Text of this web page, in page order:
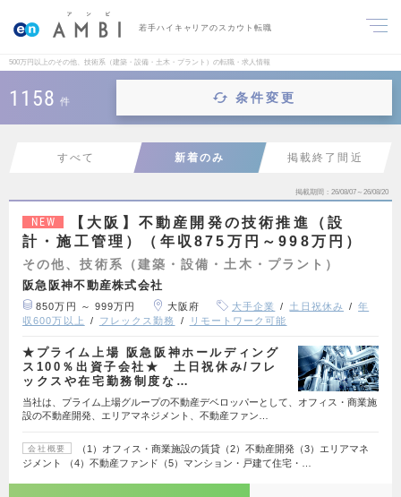
若手ハイキャリアのスカウト転職
500万円以上のその他、技術系（建築・設備・土木・プラント）の転職・求人情報
1158 件 条件変更
すべて 新着のみ 掲載終了間近
掲載期間 26/08/07～26/08/20
NEW
【大阪】不動産開発の技術推進（設
計・施工管理）（年収875万円～998万円）
その他、技術系（建築・設備・土木・プラント）
阪急阪神不動産株式会社
850万円 ～ 999万円 大阪府 大手企業 土日祝休み
年
収600万以上
フレックス勤務 リモートワーク可能
★プライム上場 阪急阪神ホールディング
ス100％出資子会社★ 土日祝休み/フレ
ックスや在宅勤務制度な…
当社は、プライム上場グループの不動産デベロッパーとして、オフィス・商業施
設の不動産開発、エリアマネジメント、不動産ファン…
会社概要
（1）オフィス・商業施設の賃貸（2）不動産開発（3）エリアマネ
ジメント （4）不動産ファンド（5）マンション・戸建て住宅・…